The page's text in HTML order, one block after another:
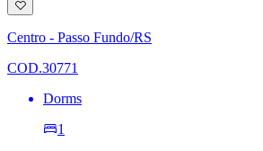
Adicionar
à
lista
de
Centro - Passo Fundo/RS
COD.30771
Dorms
1